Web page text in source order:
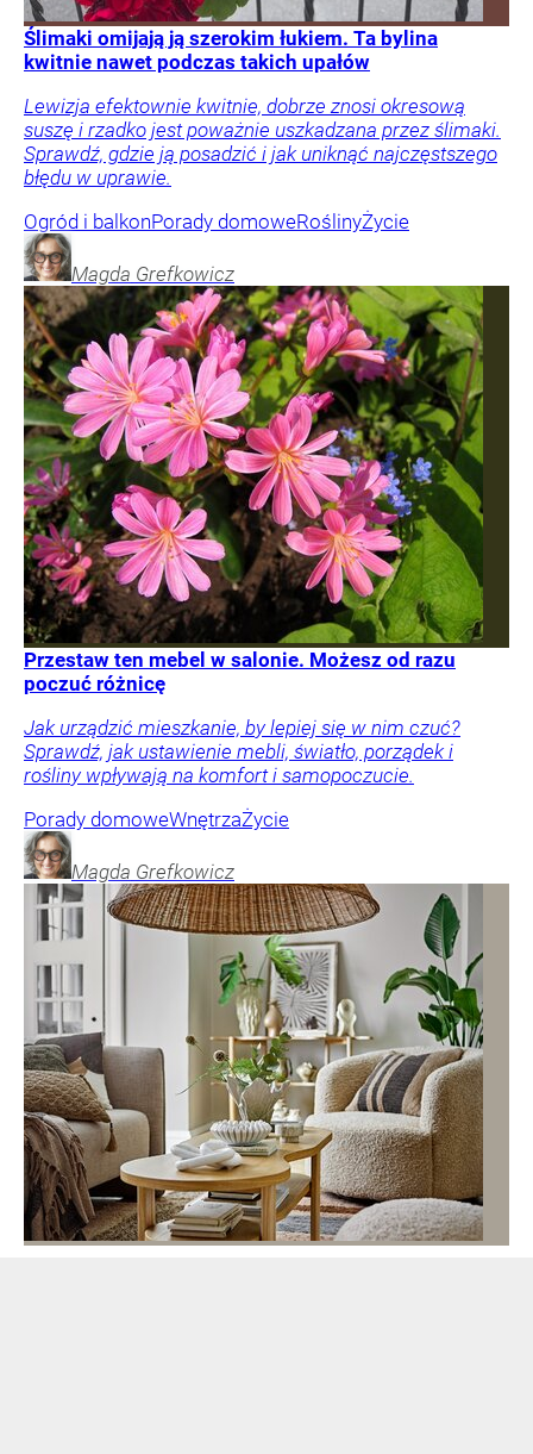
Ślimaki omijają ją szerokim łukiem. Ta bylina
kwitnie nawet podczas takich upałów
Lewizja efektownie kwitnie, dobrze znosi okresową
suszę i rzadko jest poważnie uszkadzana przez ślimaki.
Sprawdź, gdzie ją posadzić i jak uniknąć najczęstszego
błędu w uprawie.
Ogród i balkonPorady domoweRoślinyŻycie
Magda Grefkowicz
Przestaw ten mebel w salonie. Możesz od razu
poczuć różnicę
Jak urządzić mieszkanie, by lepiej się w nim czuć?
Sprawdź, jak ustawienie mebli, światło, porządek i
rośliny wpływają na komfort i samopoczucie.
Porady domoweWnętrzaŻycie
Magda Grefkowicz